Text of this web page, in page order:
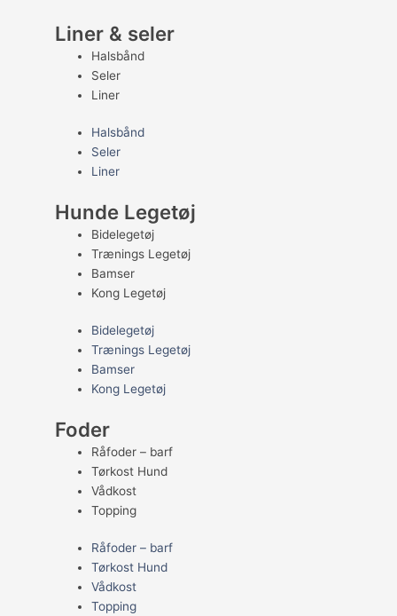
Liner & seler
Halsbånd
Seler
Liner
Halsbånd
Seler
Liner
Hunde Legetøj
Bidelegetøj
Trænings Legetøj
Bamser
Kong Legetøj
Bidelegetøj
Trænings Legetøj
Bamser
Kong Legetøj
Foder
Råfoder – barf
Tørkost Hund
Vådkost
Topping
Råfoder – barf
Tørkost Hund
Vådkost
Topping